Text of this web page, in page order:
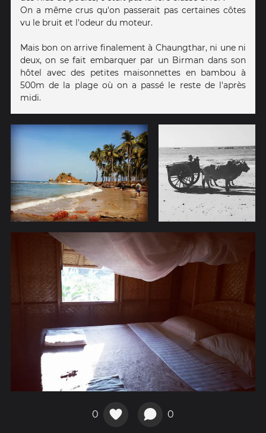
On a même crus qu'on passerait pas certaines côtes
vu le bruit et l'odeur du moteur.
Mais bon on arrive finalement à Chaungthar, ni une ni
deux, on se fait embarquer par un Birman dans son
hôtel avec des petites maisonnettes en bambou à
500m de la plage où on a passé le reste de l'après
midi.
0 0